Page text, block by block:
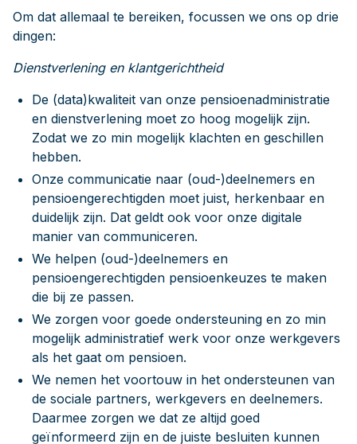
Om dat allemaal te bereiken, focussen we ons op drie
dingen:
Dienstverlening en klantgerichtheid
De (data)kwaliteit van onze pensioenadministratie
en dienstverlening moet zo hoog mogelijk zijn.
Zodat we zo min mogelijk klachten en geschillen
hebben.
Onze communicatie naar (oud-)deelnemers en
pensioengerechtigden moet juist, herkenbaar en
duidelijk zijn. Dat geldt ook voor onze digitale
manier van communiceren.
We helpen (oud-)deelnemers en
pensioengerechtigden pensioenkeuzes te maken
die bij ze passen.
We zorgen voor goede ondersteuning en zo min
mogelijk administratief werk voor onze werkgevers
als het gaat om pensioen.
We nemen het voortouw in het ondersteunen van
de sociale partners, werkgevers en deelnemers.
Daarmee zorgen we dat ze altijd goed
geïnformeerd zijn en de juiste besluiten kunnen